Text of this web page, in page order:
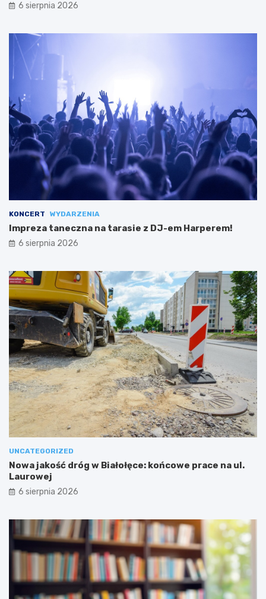
6 sierpnia 2026
KONCERT WYDARZENIA
Impreza taneczna na tarasie z DJ-em Harperem!
6 sierpnia 2026
UNCATEGORIZED
Nowa jakość dróg w Białołęce: końcowe prace na ul.
Laurowej
6 sierpnia 2026